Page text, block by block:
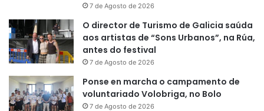
7 de Agosto de 2026
O director de Turismo de Galicia saúda
aos artistas de “Sons Urbanos”, na Rúa,
antes do festival
7 de Agosto de 2026
Ponse en marcha o campamento de
voluntariado Volobriga, no Bolo
7 de Agosto de 2026